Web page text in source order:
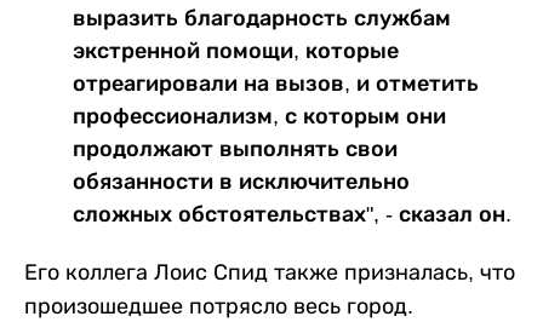
выразить благодарность службам
экстренной помощи, которые
отреагировали на вызов, и отметить
профессионализм, с которым они
продолжают выполнять свои
обязанности в исключительно
сложных обстоятельствах", - сказал он.
Его коллега Лоис Спид также призналась, что
произошедшее потрясло весь город.